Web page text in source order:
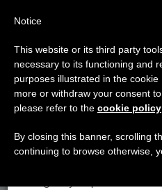
ETIQUETA
Posts
Rossi’
Aviso importante
Del 27 de julio al 7 de
anual, aprovechando que
se generan menos
Notice
This website or its third party
necessary to its functioning and
purposes illustrated in the
more or withdraw your consent
please refer to the cookie policy
By closing this banner, scrolling
continuing to browse otherwise,